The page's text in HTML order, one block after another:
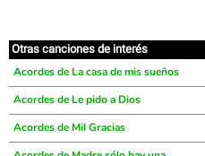
Otras canciones de interés
Acordes de La casa de mis sueños
Acordes de Le pido a Dios
Acordes de Mil Gracias